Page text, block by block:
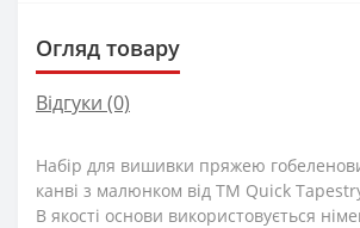
Огляд товару
Відгуки (0)
Набір для вишивки пряжею
канві з малюнком від ТМ Quick
В якості основи використовується